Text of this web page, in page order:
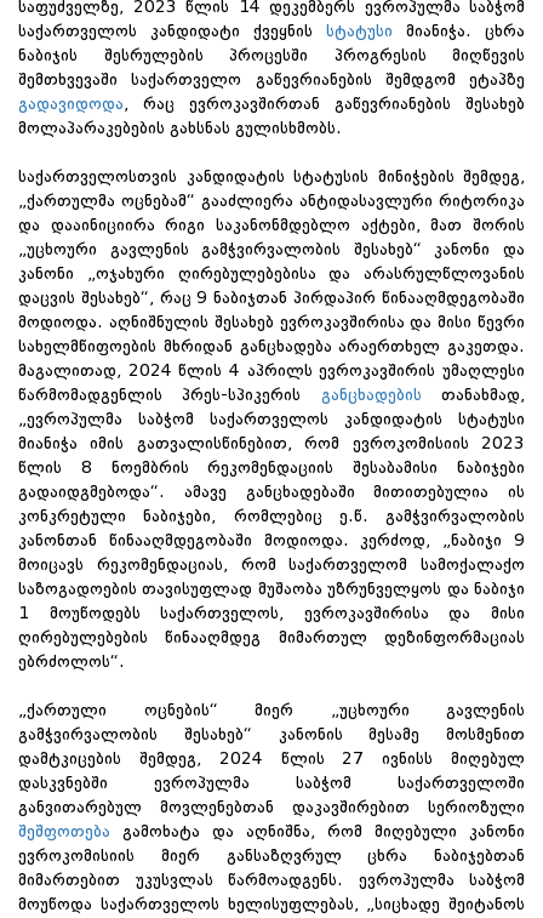
საფუძველზე, 2023 წლის 14 დეკემბერს ევროპულმა საბჭომ
საქართველოს კანდიდატი ქვეყნის სტატუსი მიანიჭა. ცხრა
ნაბიჯის შესრულების პროცესში პროგრესის მიღწევის
შემთხვევაში საქართველო გაწევრიანების შემდგომ ეტაპზე
გადავიდოდა , რაც ევროკავშირთან გაწევრიანების შესახებ
მოლაპარაკებების გახსნას გულისხმობს.
საქართველოსთვის კანდიდატის სტატუსის მინიჭების შემდეგ,
„ქართულმა ოცნებამ“ გააძლიერა ანტიდასავლური რიტორიკა
და დააინიციირა რიგი საკანონმდებლო აქტები, მათ შორის
„უცხოური გავლენის გამჭვირვალობის შესახებ“ კანონი და
კანონი „ოჯახური ღირებულებებისა და არასრულწლოვანის
დაცვის შესახებ“, რაც 9 ნაბიჯთან პირდაპირ წინააღმდეგობაში
მოდიოდა. აღნიშნულის შესახებ ევროკავშირისა და მისი წევრი
სახელმწიფოების მხრიდან განცხადება არაერთხელ გაკეთდა.
მაგალითად, 2024 წლის 4 აპრილს ევროკავშირის უმაღლესი
წარმომადგენლის პრეს-სპიკერის განცხადების თანახმად,
„ევროპულმა საბჭომ საქართველოს კანდიდატის სტატუსი
მიანიჭა იმის გათვალისწინებით, რომ ევროკომისიის 2023
წლის 8 ნოემბრის რეკომენდაციის შესაბამისი ნაბიჯები
გადაიდგმებოდა“. ამავე განცხადებაში მითითებულია ის
კონკრეტული ნაბიჯები, რომლებიც ე.წ. გამჭვირვალობის
კანონთან წინააღმდეგობაში მოდიოდა. კერძოდ, „ნაბიჯი 9
მოიცავს რეკომენდაციას, რომ საქართველომ სამოქალაქო
საზოგადოების თავისუფლად მუშაობა უზრუნველყოს და ნაბიჯი
1 მოუწოდებს საქართველოს, ევროკავშირისა და მისი
ღირებულებების წინააღმდეგ მიმართულ დეზინფორმაციას
ებრძოლოს“.
„ქართული ოცნების“ მიერ „უცხოური გავლენის
გამჭვირვალობის შესახებ“ კანონის მესამე მოსმენით
დამტკიცების შემდეგ, 2024 წლის 27 ივნისს მიღებულ
დასკვნებში ევროპულმა საბჭომ საქართველოში
განვითარებულ მოვლენებთან დაკავშირებით სერიოზული
შეშფოთება გამოხატა და აღნიშნა, რომ მიღებული კანონი
ევროკომისიის მიერ განსაზღვრულ ცხრა ნაბიჯებთან
მიმართებით უკუსვლას წარმოადგენს. ევროპულმა საბჭომ
მოუწოდა საქართველოს ხელისუფლებას, „სიცხადე შეიტანოს